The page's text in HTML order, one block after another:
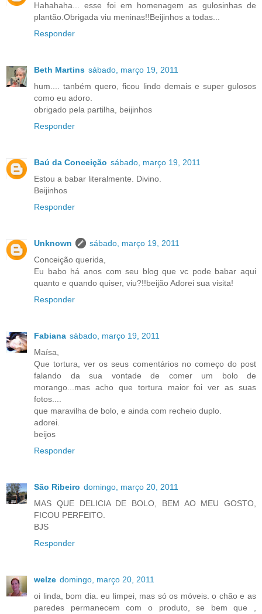
Hahahaha... esse foi em homenagem as gulosinhas de
plantão.Obrigada viu meninas!!Beijinhos a todas...
Responder
Beth Martins sábado, março 19, 2011
hum.... tanbém quero, ficou lindo demais e super gulosos
como eu adoro.
obrigado pela partilha, beijinhos
Responder
Baú da Conceição sábado, março 19, 2011
Estou a babar literalmente. Divino.
Beijinhos
Responder
Unknown
sábado, março 19, 2011
Conceição querida,
Eu babo há anos com seu blog que vc pode babar aqui
quanto e quando quiser, viu?!!beijão Adorei sua visita!
Responder
Fabiana sábado, março 19, 2011
Maísa,
Que tortura, ver os seus comentários no começo do post
falando da sua vontade de comer um bolo de
morango...mas acho que tortura maior foi ver as suas
fotos....
que maravilha de bolo, e ainda com recheio duplo.
adorei.
beijos
Responder
São Ribeiro domingo, março 20, 2011
MAS QUE DELICIA DE BOLO, BEM AO MEU GOSTO,
FICOU PERFEITO.
BJS
Responder
welze domingo, março 20, 2011
oi linda, bom dia. eu limpei, mas só os móveis. o chão e as
paredes permanecem com o produto, se bem que ,